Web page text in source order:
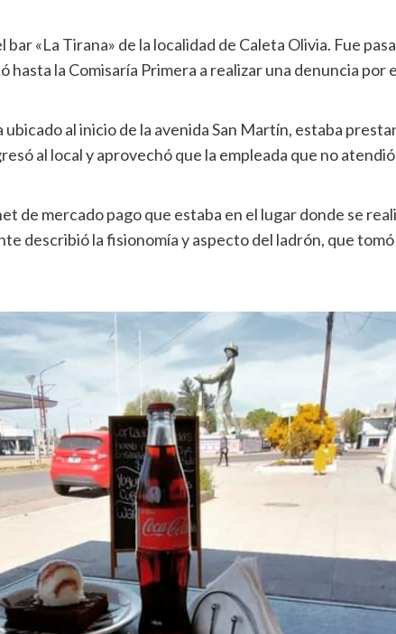
«La Tirana» de la localidad de Caleta Olivia. Fue
hasta la Comisaría Primera a realizar una denuncia por
al inicio de la avenida San Martín, estaba
al local y aprovechó que la empleada que no
de mercado pago que estaba en el lugar donde se
describió la fisionomía y aspecto del ladrón, que tomó